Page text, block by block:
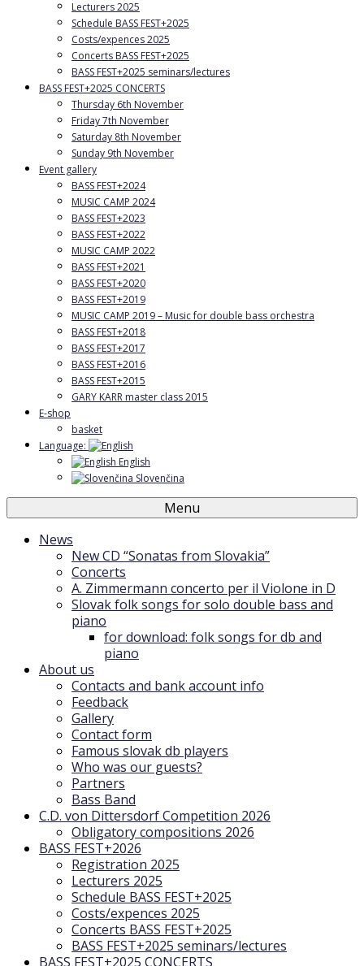
Lecturers 2025
Schedule BASS FEST+2025
Costs/expences 2025
Concerts BASS FEST+2025
BASS FEST+2025 seminars/lectures
BASS FEST+2025 CONCERTS
Thursday 6th November
Friday 7th November
Saturday 8th November
Sunday 9th November
Event gallery
BASS FEST+2024
MUSIC CAMP 2024
BASS FEST+2023
BASS FEST+2022
MUSIC CAMP 2022
BASS FEST+2021
BASS FEST+2020
BASS FEST+2019
MUSIC CAMP 2019 – Music for double bass orchestra
BASS FEST+2018
BASS FEST+2017
BASS FEST+2016
BASS FEST+2015
GARY KARR master class 2015
E-shop
basket
Language:
English
Slovenčina
Menu
News
New CD “Sonatas from Slovakia”
Concerts
A. Zimmermann concerto per il Violone in D
Slovak folk songs for solo double bass and
piano
for download: folk songs for db and
piano
About us
Contacts and bank account info
Feedback
Gallery
Contact form
Famous slovak db players
Who was our guests?
Partners
Bass Band
C.D. von Dittersdorf Competition 2026
Obligatory compositions 2026
BASS FEST+2026
Registration 2025
Lecturers 2025
Schedule BASS FEST+2025
Costs/expences 2025
Concerts BASS FEST+2025
BASS FEST+2025 seminars/lectures
BASS FEST+2025 CONCERTS